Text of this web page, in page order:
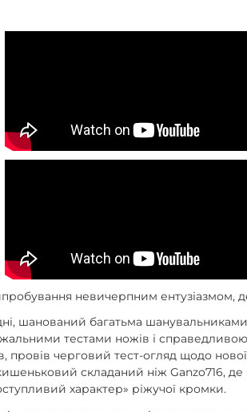
невичерпним ентузіазмом,
шанований багатьма
тестами ножів і
провів черговий тест-огляд щодо
складаний ніж Ganzo716, де
характер» ріжучої кромки.